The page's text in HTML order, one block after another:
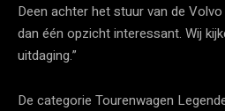
Deen achter het stuur van de
dan één opzicht interessant. Wij
uitdaging.”
De categorie Tourenwagen